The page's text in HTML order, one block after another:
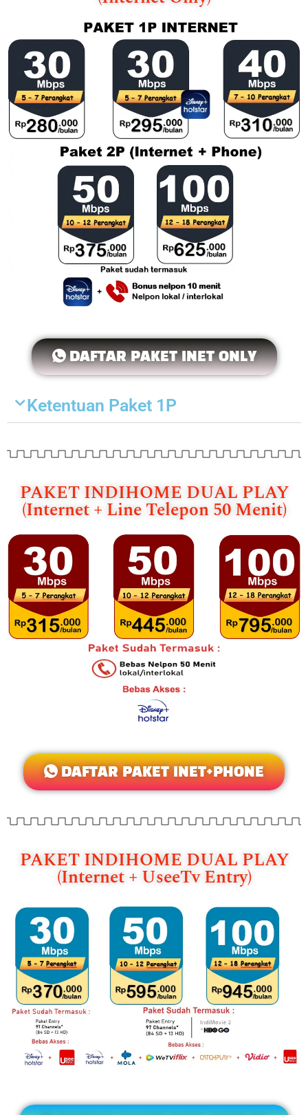
DAFTAR PAKET INET ONLY
Ketentuan Paket 1P
PAKET INDIHOME DUAL PLAY
(Internet + Line Telepon 50 Menit)
DAFTAR PAKET INET+PHONE
PAKET INDIHOME DUAL PLAY
(Internet + UseeTv Entry)